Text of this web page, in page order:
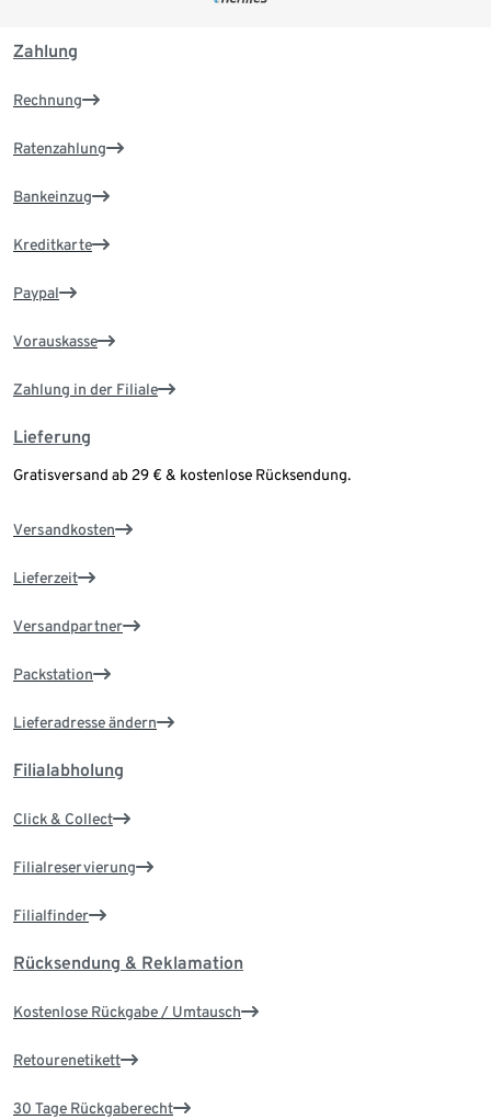
Zahlung
Rechnung
Ratenzahlung
Bankeinzug
Kreditkarte
Paypal
Vorauskasse
Zahlung in der Filiale
Lieferung
Gratisversand ab 29 € & kostenlose Rücksendung.
Versandkosten
Lieferzeit
Versandpartner
Packstation
Lieferadresse ändern
Filialabholung
Click & Collect
Filialreservierung
Filialfinder
Rücksendung & Reklamation
Kostenlose Rückgabe / Umtausch
Retourenetikett
30 Tage Rückgaberecht